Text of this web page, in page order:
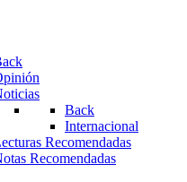
Back
Internacional
Recomendadas
Recomendadas